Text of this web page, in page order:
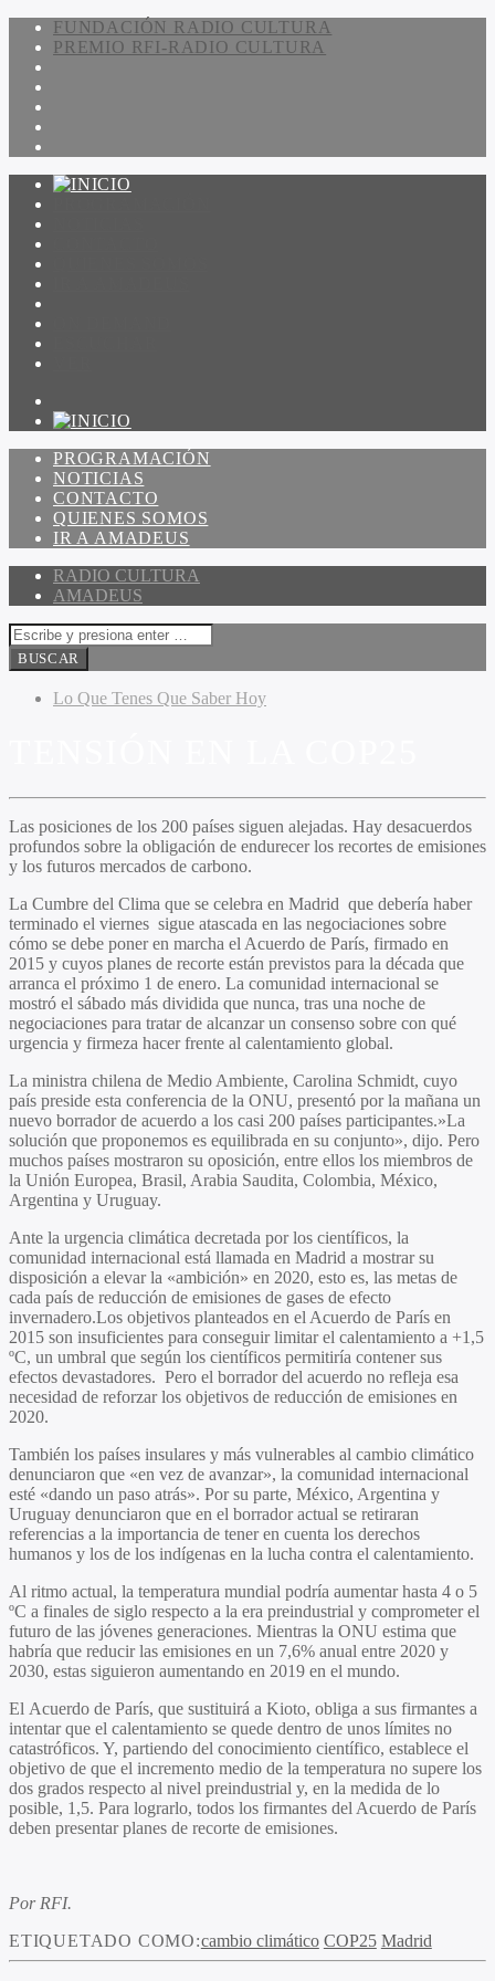
FUNDACIÓN RADIO CULTURA
PREMIO RFI-RADIO CULTURA
PROGRAMACIÓN
NOTICIAS
CONTACTO
QUIENES SOMOS
IR A AMADEUS
RADIO CULTURA
AMADEUS
Lo Que Tenes Que Saber Hoy
Las posiciones de los 200 países siguen alejadas. Hay desacuerdos
profundos sobre la obligación de endurecer los recortes de emisiones
y los futuros mercados de carbono.
La Cumbre del Clima que se celebra en Madrid que debería haber
terminado el viernes sigue atascada en las negociaciones sobre
cómo se debe poner en marcha el Acuerdo de París, firmado en
2015 y cuyos planes de recorte están previstos para la década que
arranca el próximo 1 de enero. La comunidad internacional se
mostró el sábado más dividida que nunca, tras una noche de
negociaciones para tratar de alcanzar un consenso sobre con qué
urgencia y firmeza hacer frente al calentamiento global.
La ministra chilena de Medio Ambiente, Carolina Schmidt, cuyo
país preside esta conferencia de la ONU, presentó por la mañana un
nuevo borrador de acuerdo a los casi 200 países participantes.»La
solución que proponemos es equilibrada en su conjunto», dijo. Pero
muchos países mostraron su oposición, entre ellos los miembros de
la Unión Europea, Brasil, Arabia Saudita, Colombia, México,
Argentina y Uruguay.
Ante la urgencia climática decretada por los científicos, la
comunidad internacional está llamada en Madrid a mostrar su
disposición a elevar la «ambición» en 2020, esto es, las metas de
cada país de reducción de emisiones de gases de efecto
invernadero.Los objetivos planteados en el Acuerdo de París en
2015 son insuficientes para conseguir limitar el calentamiento a +1,5
ºC, un umbral que según los científicos permitiría contener sus
efectos devastadores. Pero el borrador del acuerdo no refleja esa
necesidad de reforzar los objetivos de reducción de emisiones en
2020.
También los países insulares y más vulnerables al cambio climático
denunciaron que «en vez de avanzar», la comunidad internacional
esté «dando un paso atrás». Por su parte, México, Argentina y
Uruguay denunciaron que en el borrador actual se retiraran
referencias a la importancia de tener en cuenta los derechos
humanos y los de los indígenas en la lucha contra el calentamiento.
Al ritmo actual, la temperatura mundial podría aumentar hasta 4 o 5
ºC a finales de siglo respecto a la era preindustrial y comprometer el
futuro de las jóvenes generaciones. Mientras la ONU estima que
habría que reducir las emisiones en un 7,6% anual entre 2020 y
2030, estas siguieron aumentando en 2019 en el mundo.
El Acuerdo de París, que sustituirá a Kioto, obliga a sus firmantes a
intentar que el calentamiento se quede dentro de unos límites no
catastróficos. Y, partiendo del conocimiento científico, establece el
objetivo de que el incremento medio de la temperatura no supere los
dos grados respecto al nivel preindustrial y, en la medida de lo
posible, 1,5. Para lograrlo, todos los firmantes del Acuerdo de París
deben presentar planes de recorte de emisiones.
Por RFI.
ETIQUETADO COMO:cambio climático COP25 Madrid